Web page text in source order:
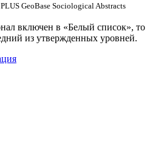
GeoBase Sociological Abstracts
включен в «Белый список», то
из утвержденных уровней.